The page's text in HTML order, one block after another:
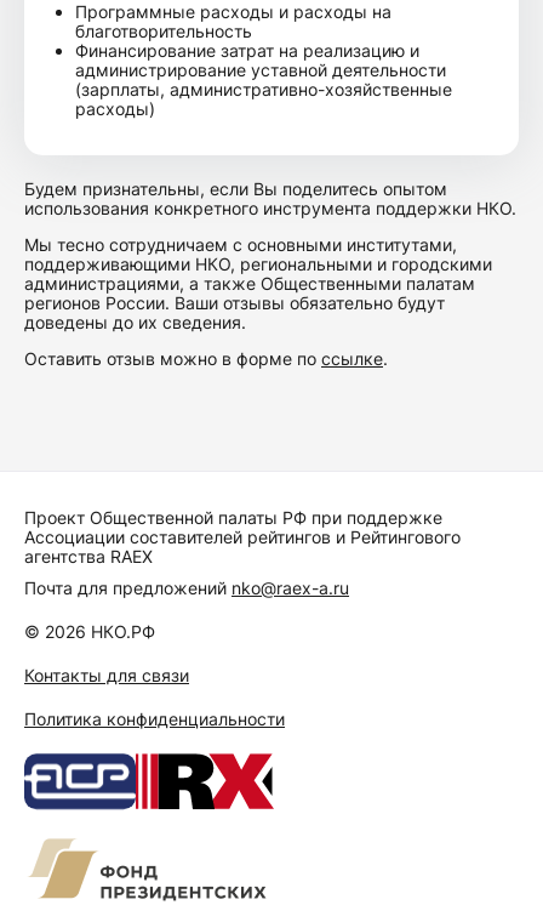
Программные расходы и расходы на
благотворительность
Финансирование затрат на реализацию и
администрирование уставной деятельности
(зарплаты, административно-хозяйственные
расходы)
Будем признательны, если Вы поделитесь опытом
использования конкретного инструмента поддержки НКО.
Мы тесно сотрудничаем с основными институтами,
поддерживающими НКО, региональными и городскими
администрациями, а также Общественными палатам
регионов России. Ваши отзывы обязательно будут
доведены до их сведения.
Оставить отзыв можно в форме по ссылке.
Проект Общественной палаты РФ при поддержке
Ассоциации составителей рейтингов и Рейтингового
агентства RAEX
Почта для предложений nko@raex-a.ru
© 2026 НКО.РФ
Контакты для связи
Политика конфиденциальности